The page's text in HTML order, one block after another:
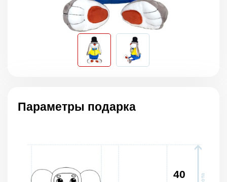
Параметры подарка
40